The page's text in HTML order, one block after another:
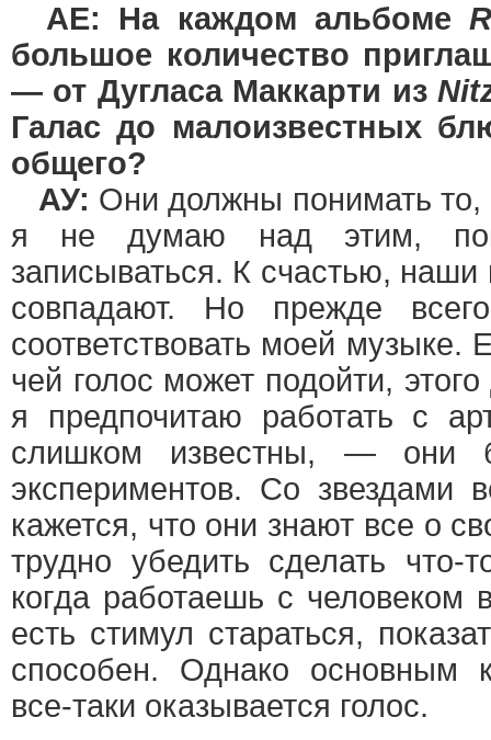
AE: На каждом альбоме
большое количество
— от Дугласа Маккарти из
Галас до малоизвестных
общего?
АУ: Они должны понимать
я не думаю над этим,
записываться. К счастью, наши
совпадают. Но прежде
соответствовать моей музыке.
чей голос может подойти,
я предпочитаю работать с
слишком известны, — они
экспериментов. Со звездами
кажется, что они знают все о
трудно убедить сделать
когда работаешь с человеком
есть стимул стараться,
способен. Однако основным
все-таки оказывается голос.